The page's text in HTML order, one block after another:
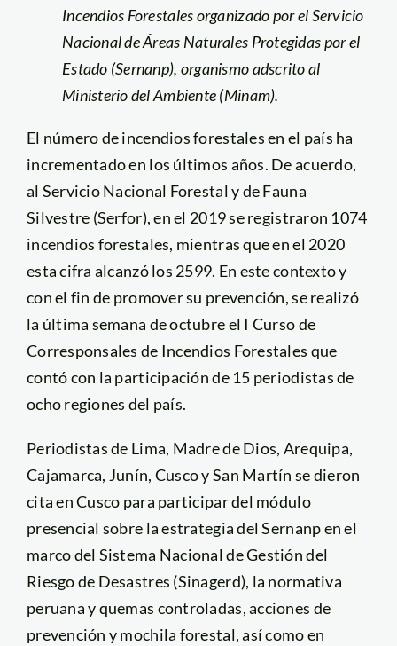
Incendios Forestales organizado por el Servicio
Nacional de Áreas Naturales Protegidas por el
Estado (Sernanp), organismo adscrito al
Ministerio del Ambiente (Minam).
El número de incendios forestales en el país ha
incrementado en los últimos años. De acuerdo,
al Servicio Nacional Forestal y de Fauna
Silvestre (Serfor), en el 2019 se registraron 1074
incendios forestales, mientras que en el 2020
esta cifra alcanzó los 2599. En este contexto y
con el fin de promover su prevención, se realizó
la última semana de octubre el I Curso de
Corresponsales de Incendios Forestales que
contó con la participación de 15 periodistas de
ocho regiones del país.
Periodistas de Lima, Madre de Dios, Arequipa,
Cajamarca, Junín, Cusco y San Martín se dieron
cita en Cusco para participar del módulo
presencial sobre la estrategia del Sernanp en el
marco del Sistema Nacional de Gestión del
Riesgo de Desastres (Sinagerd), la normativa
peruana y quemas controladas, acciones de
prevención y mochila forestal, así como en